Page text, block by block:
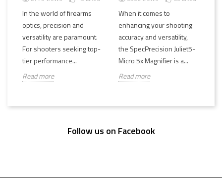
In the world of firearms
optics, precision and
versatility are paramount.
For shooters seeking top-
tier performance...
Read more
When it comes to
enhancing your shooting
accuracy and versatility,
the SpecPrecision Juliet5-
Micro 5x Magnifier is a...
Read more
Follow us on Facebook